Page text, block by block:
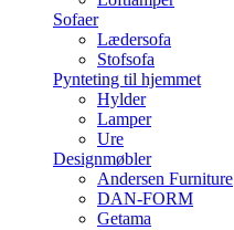
Sofaer
Lædersofa
Stofsofa
Pynteting til hjemmet
Hylder
Lamper
Ure
Designmøbler
Andersen Furniture
DAN-FORM
Getama